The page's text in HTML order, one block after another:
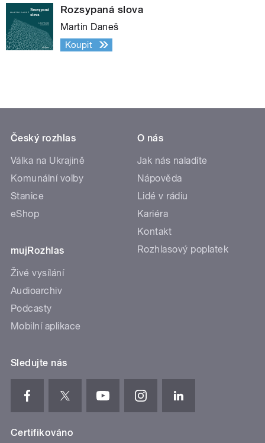
Rozsypaná slova
Martin Daneš
Koupit
Český rozhlas
Válka na Ukrajině
Komunální volby
Stanice
eShop
mujRozhlas
Živé vysílání
Audioarchiv
Podcasty
Mobilní aplikace
O nás
Jak nás naladíte
Nápověda
Lidé v rádiu
Kariéra
Kontakt
Rozhlasový poplatek
Sledujte nás
Certifikováno